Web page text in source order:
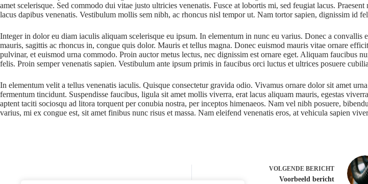
amet scelerisque. Sed commodo dui vitae justo ultricies venenatis. Fusce at lobortis mi, sed feugiat lacus.
lacus dapibus venenatis. Vestibulum mollis sem nibh, ac rhoncus nisl tempor ut. Nam tortor sapien, dignissim id
Integer in dolor eu diam iaculis aliquam scelerisque eu ipsum. In elementum in nunc eu varius. Donec a
mauris, sagittis ac rhoncus in, congue quis dolor. Mauris et tellus magna. Donec euismod mauris vitae ornare
pulvinar, et euismod urna commodo. Proin auctor metus lectus, nec dignissim est ornare eget. Aliquam faucibus
felis. Proin semper venenatis sapien. Vestibulum ante ipsum primis in faucibus orci luctus et ultrices posuere
In elementum velit a tellus venenatis iaculis. Quisque consectetur gravida odio. Vivamus ornare dolor sit amet
fermentum tincidunt. Suspendisse faucibus, ligula sit amet mollis viverra, erat lacus aliquam mauris, egestas
aptent taciti sociosqu ad litora torquent per conubia nostra, per inceptos himenaeos. Nam vel nibh posuere,
varius, mi ex congue est, sit amet finibus nunc risus et massa. Nam eleifend venenatis eros, at vehicula sapien
VOLGENDE BERICHT
Voorbeeld bericht